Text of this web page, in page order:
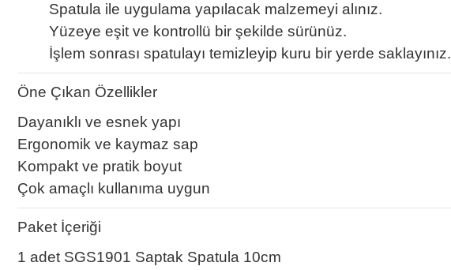
Spatula ile uygulama yapılacak malzemeyi alınız.
Yüzeye eşit ve kontrollü bir şekilde sürünüz.
İşlem sonrası spatulayı temizleyip kuru bir yerde saklayınız.
Öne Çıkan Özellikler
Dayanıklı ve esnek yapı
Ergonomik ve kaymaz sap
Kompakt ve pratik boyut
Çok amaçlı kullanıma uygun
Paket İçeriği
1 adet SGS1901 Saptak Spatula 10cm